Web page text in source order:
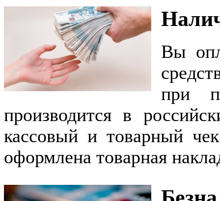
Вы
при
производится в
кассовый и товарный
оформлена товарная